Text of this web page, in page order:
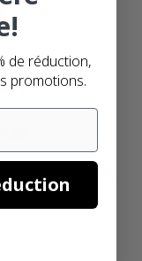
250,- (FR)
BPA.
36mm x 89mm,
de réduction,
promotions.